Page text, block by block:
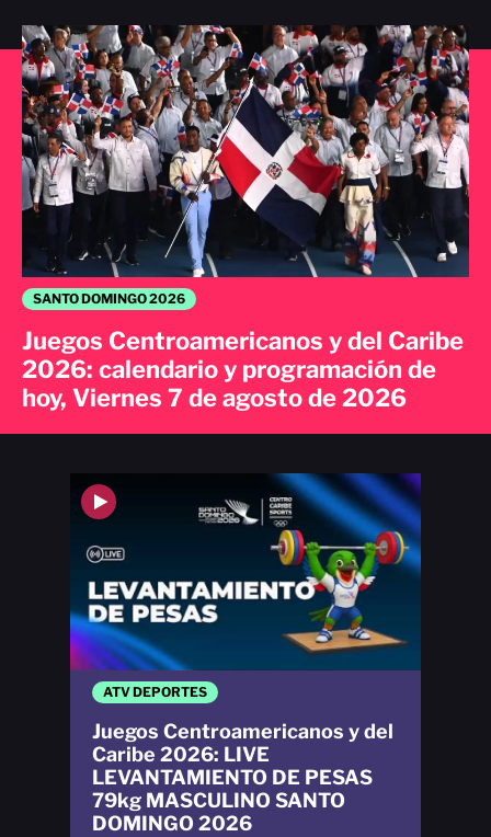
SANTO DOMINGO 2026
Juegos Centroamericanos y del Caribe
2026: calendario y programación de
hoy, Viernes 7 de agosto de 2026
ATV DEPORTES
Juegos Centroamericanos y del
Caribe 2026: LIVE
LEVANTAMIENTO DE PESAS
79kg MASCULINO SANTO
DOMINGO 2026